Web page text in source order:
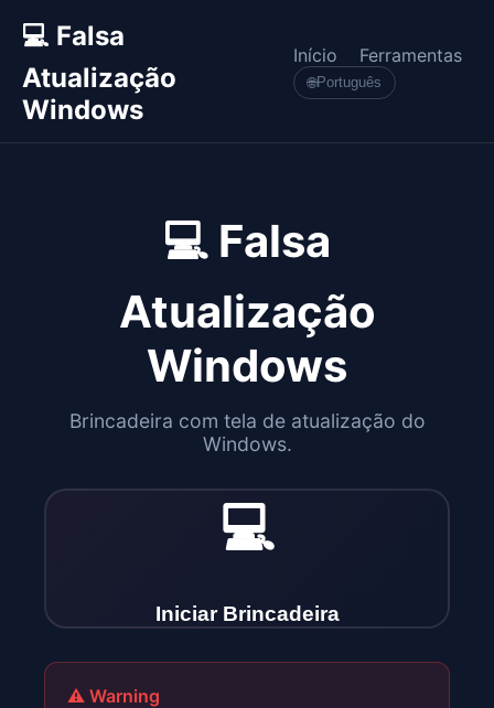
💻 Falsa
Atualização
Windows
Início Ferramentas
🌐Português
💻 Falsa
Atualização
Windows
Brincadeira com tela de atualização do
Windows.
💻
Iniciar Brincadeira
⚠️ Warning